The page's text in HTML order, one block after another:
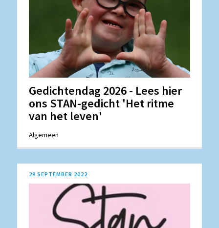
Gedichtendag 2026 - Lees hier
ons STAN-gedicht 'Het ritme
van het leven'
Algemeen
29 SEPTEMBER 2022